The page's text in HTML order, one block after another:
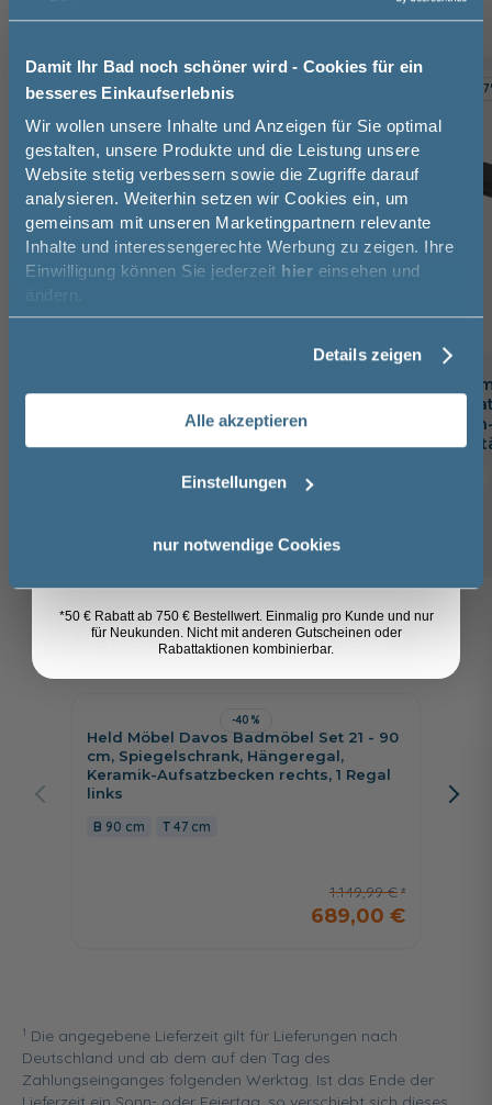
Damit Ihr Bad noch schöner wird - Cookies für ein
besseres Einkaufserlebnis
Wir wollen unsere Inhalte und Anzeigen für Sie optimal
gestalten, unsere Produkte und die Leistung unsere
Website stetig verbessern sowie die Zugriffe darauf
analysieren. Weiterhin setzen wir Cookies ein, um
gemeinsam mit unseren Marketingpartnern relevante
Inhalte und interessengerechte Werbung zu zeigen. Ihre
Einwilligung können Sie jederzeit hier einsehen und
ändern.
Details zeigen
Alle akzeptieren
Einstellungen
nur notwendige Cookies
TOPSELLER -10%
inkl. Zugstangen-Ablaufgarnitur
89,99 €
-
badshop.de
matt, Push-
mit
Kunden kauften auch 8
-40%
Held Möbel Davos Badmöbel Set 21 - 90
cm, Spiegelschrank, Hängeregal,
Keramik-Aufsatzbecken rechts, 1 Regal
links
90 cm 47 cm
1.149,99 €
689,00 €
cm,
1 Die angegebene Lieferzeit gilt für Lieferungen nach
Deutschland und ab dem auf den Tag des
Zahlungseinganges folgenden Werktag. Ist das Ende der
Jetzt 50 € sparen!
Melde Sie sich hier zu unserem
Newsletter an und sparen Sie
50€* auf Ihre Bestellung!
Vorname
Email
Anmelden
*50 € Rabatt ab 750 € Bestellwert. Einmalig pro Kunde und nur
für Neukunden. Nicht mit anderen Gutscheinen oder
Rabattaktionen kombinierbar.